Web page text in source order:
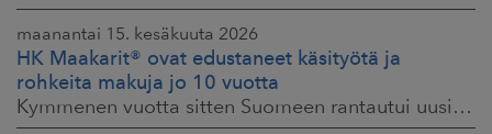
maanantai 15. kesäkuuta 2026
HK Maakarit® ovat edustaneet käsityötä ja
rohkeita makuja jo 10 vuotta
Kymmenen vuotta sitten Suomeen rantautui uusi ilmiö: artesaanihenkisyys. Pienpanimoiden ja käsityöläistuotteiden nostaessa päätään HKFoodsilla tunnistettiin,